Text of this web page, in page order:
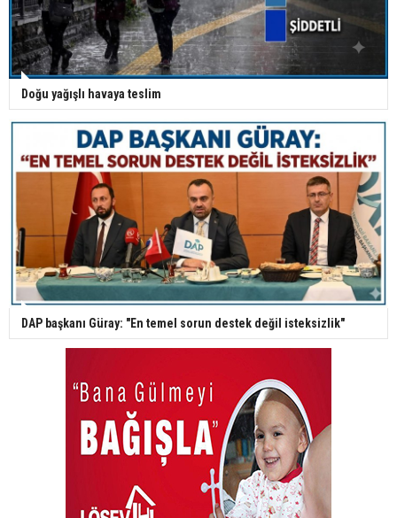
Doğu yağışlı havaya teslim
DAP başkanı Güray: "En temel sorun destek değil isteksizlik"